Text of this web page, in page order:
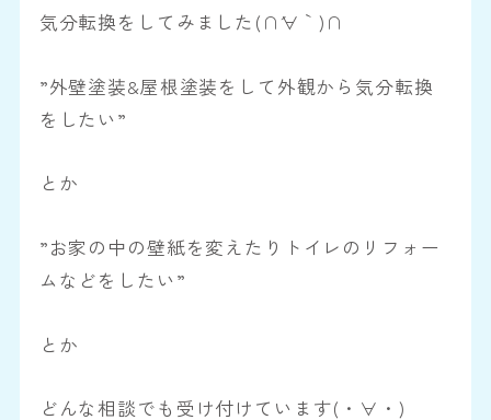
気分転換をしてみました(∩´∀｀)∩
”外壁塗装&屋根塗装をして外観から気分転換
をしたい”
とか
”お家の中の壁紙を変えたりトイレのリフォー
ムなどをしたい”
とか
どんな相談でも受け付けています(・∀・)